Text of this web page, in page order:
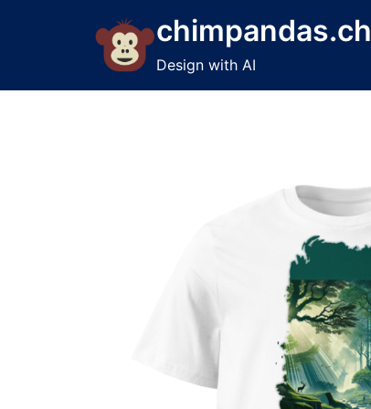
chimpandas.ch
Design with AI